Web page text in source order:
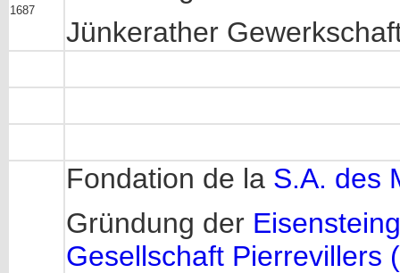
1687
Jünkerather
Fondation de la S.A. des
Gründung der
Gesellschaft Pierrevillers